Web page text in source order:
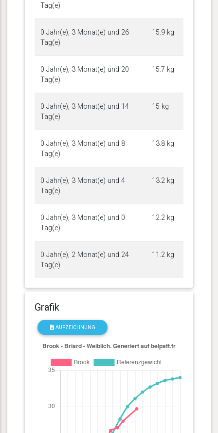
Tag(e)
0 Jahr(e), 3 Monat(e) und 26
Tag(e)
15.9 kg
0 Jahr(e), 3 Monat(e) und 20
Tag(e)
15.7 kg
0 Jahr(e), 3 Monat(e) und 14
Tag(e)
15 kg
0 Jahr(e), 3 Monat(e) und 8
Tag(e)
13.8 kg
0 Jahr(e), 3 Monat(e) und 4
Tag(e)
13.2 kg
0 Jahr(e), 3 Monat(e) und 0
Tag(e)
12.2 kg
0 Jahr(e), 2 Monat(e) und 24
Tag(e)
11.2 kg
Grafik
AUFZEICHNUNG